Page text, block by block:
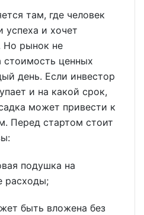
там, где человек
успеха и хочет
Но рынок не
стоимость ценных
день. Если инвестор
и на какой срок,
может привести к
Перед стартом стоит
подушка на
расходы;
быть вложена без